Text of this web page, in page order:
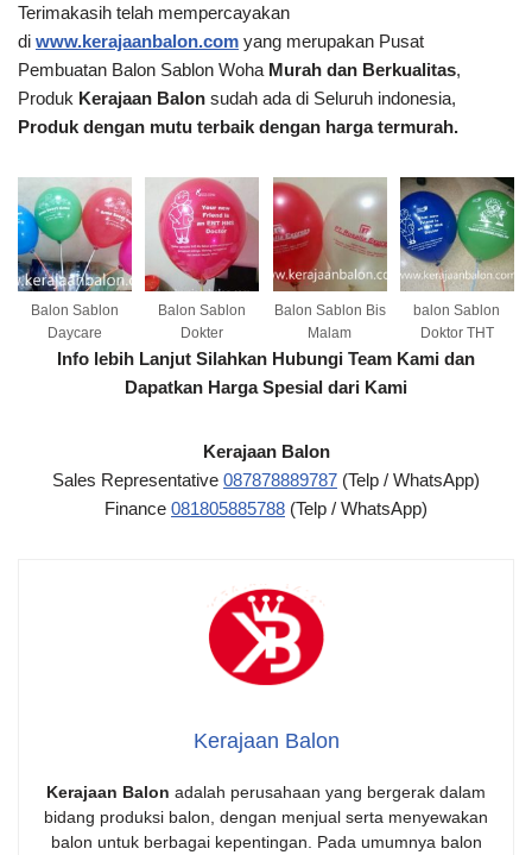
Terimakasih telah mempercayakan
di www.kerajaanbalon.com yang merupakan Pusat
Pembuatan Balon Sablon Woha Murah dan Berkualitas,
Produk Kerajaan Balon sudah ada di Seluruh indonesia,
Produk dengan mutu terbaik dengan harga termurah.
Balon Sablon
Daycare
Balon Sablon
Dokter
Balon Sablon Bis
Malam
balon Sablon
Doktor THT
Info lebih Lanjut Silahkan Hubungi Team Kami dan
Dapatkan Harga Spesial dari Kami
Kerajaan Balon
Sales Representative 087878889787 (Telp / WhatsApp)
Finance 081805885788 (Telp / WhatsApp)
Kerajaan Balon
Kerajaan Balon adalah perusahaan yang bergerak dalam
bidang produksi balon, dengan menjual serta menyewakan
balon untuk berbagai kepentingan. Pada umumnya balon